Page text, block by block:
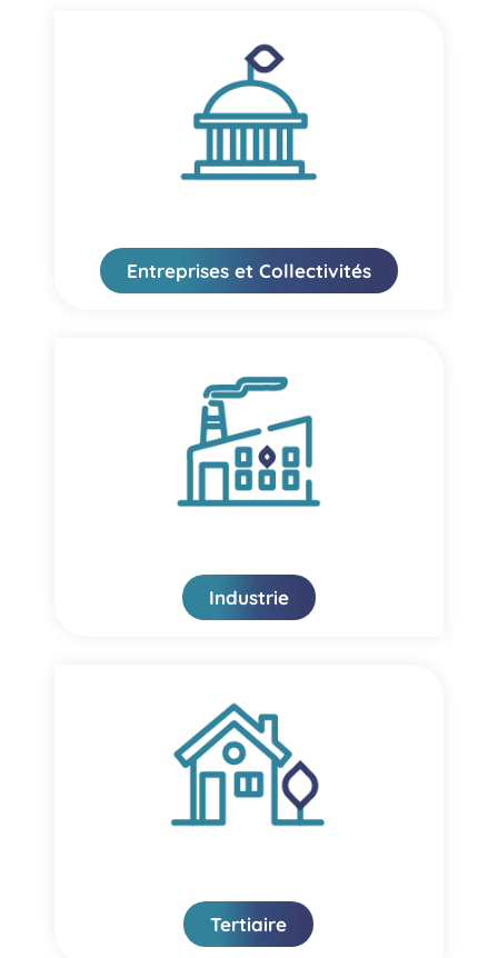
Entreprises et Collectivités
Industrie
Tertiaire